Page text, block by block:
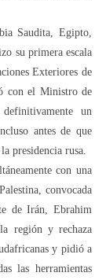
Saudita, Egipto,
su primera escala
Exteriores de
con el Ministro de
un
antes de que
presidencia rusa.
con una
convocada
de Irán, Ebrahim
región y rechaza
y pidió a
las herramientas